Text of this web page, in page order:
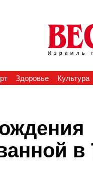
Здоровье Культура
в